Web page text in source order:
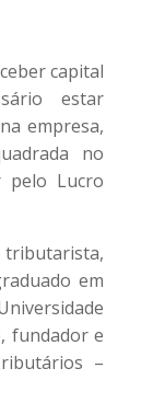
capital
estar
empresa,
no
pelo Lucro
em
fundador e
–